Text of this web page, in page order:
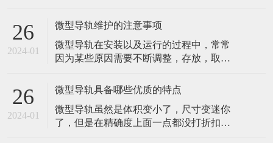
会造成直线导轨损坏。在设备的生产制造
以及运行中，大家务必采用更为慎重的心
态，以防止因错误操作造成的上银直线导
轨损坏。那么，我们要怎么做，才能提高
规定 自
26
2024-01
微型导轨维护的注意事项
微型导轨在安装以及运行的过程中，常常
因为某些原因需要不断调整，存放，取
今天，我们就来说说微型导轨维护需要注
意的几个问题。 1.直线导轨在出厂前，导
轨表层已经四周涂上了防锈油，如果在安
装的时候，有对导轨做过清洗，请在床台
26
2024-01
微型导轨具备哪些优质的特点
微型导轨虽然是体积变小了，尺寸变迷你
了，但是在精确度上面一点都没打折扣